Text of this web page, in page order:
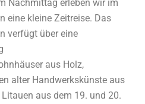
Nachmittag erleben wir im
eine kleine Zeitreise. Das
verfügt über eine
aus Holz,
alter Handwerkskünste aus
aus dem 19. und 20.